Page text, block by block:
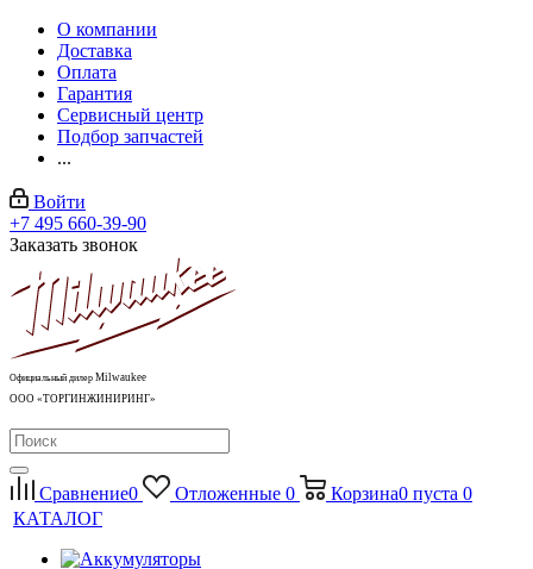
О компании
Доставка
Оплата
Гарантия
Сервисный центр
Подбор запчастей
...
Войти
+7 495 660-39-90
Заказать звонок
Официальный дилер Milwaukee
ООО «ТОРГИНЖИНИРИНГ»
Сравнение0 Отложенные 0 Корзина0 пуста 0
КАТАЛОГ